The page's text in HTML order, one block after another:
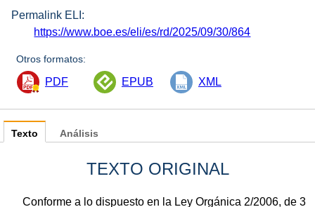
Permalink ELI:
https://www.boe.es/eli/es/rd/2025/09/30/864
Otros formatos:
PDF EPUB XML
Texto
TEXTO ORIGINAL
Conforme a lo dispuesto en la Ley Orgánica 2/2006, de 3
Análisis